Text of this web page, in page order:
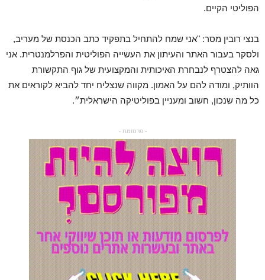
הפוליטי הקיים.
בנצי רובין מסר: "אני שמח להתחיל בתפקיד כתב הכנסת של מעריב,
ולסקר בעבור האתר והעיתון את העשייה הפוליטית והפרלמנטרית. אני
גאה להצטרף לנבחרת האיכותית והמקצועית של גוף התקשורת
הוותיק, ומודה להם על האמון. מקווה שנצליח יחד להביא לקוראים את
כל מה שנכון, חשוב ומעניין בפוליטיקה הישראלית״.
- פרסומת -